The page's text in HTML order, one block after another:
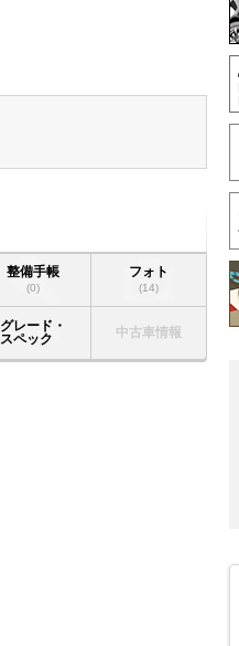
整備手帳
(0)
フォト
(14)
グレード・
スペック
中古車情報